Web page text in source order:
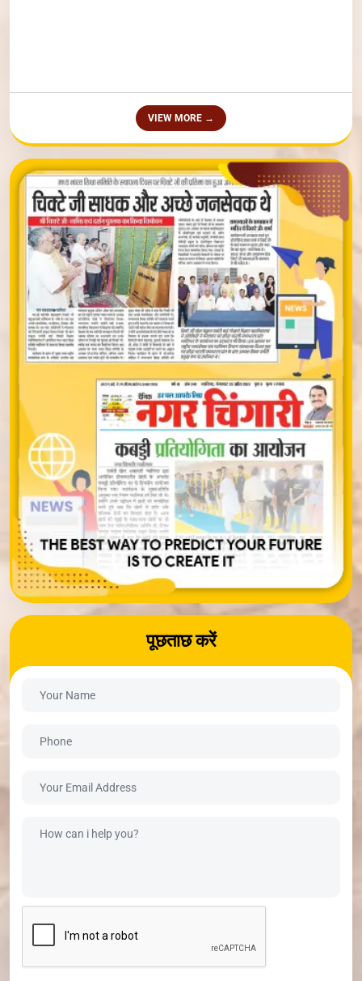
VIEW MORE →
पूछताछ करें